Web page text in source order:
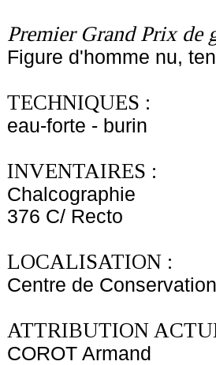
Premier Grand Prix de
Figure d'homme nu,
TECHNIQUES :
eau-forte - burin
INVENTAIRES :
Chalcographie
376 C/ Recto
LOCALISATION :
Centre de
ATTRIBUTION
COROT Armand